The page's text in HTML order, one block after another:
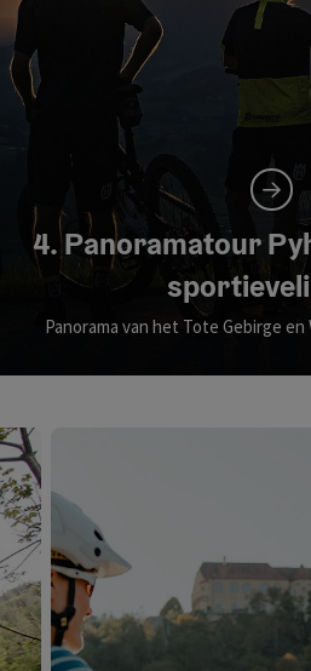
4. Panoramatour
Panorama van het Tote Gebirge en